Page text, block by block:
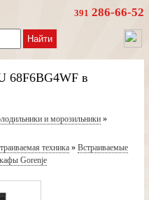
391 286-66-52
Найти
68F6BG4WF в
и морозильники»
техника» Встраиваемые
Gorenje